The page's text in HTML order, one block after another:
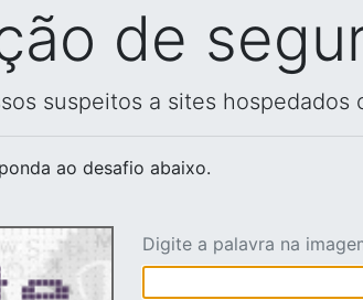
de
suspeitos a sites hospedados
ao desafio abaixo.
Digite a palavra na